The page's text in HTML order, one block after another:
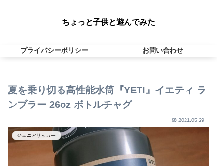
ちょっと子供と遊んでみた
プライバシーポリシー お問い合わせ
夏を乗り切る高性能水筒『YETI』イエティ ラ
ンブラー 26oz ボトルチャグ
2021.05.29
ジュニアサッカー